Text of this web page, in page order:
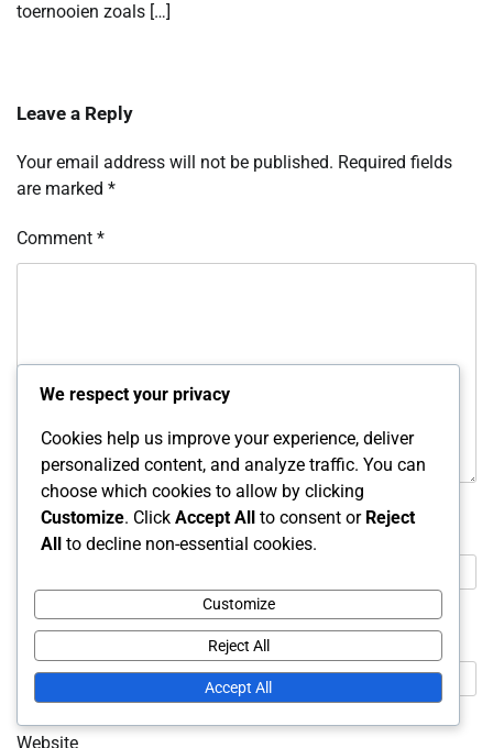
toernooien zoals […]
Leave a Reply
Your email address will not be published. Required fields
are marked *
Comment *
Name*
Email*
Website
We respect your privacy
Cookies help us improve your experience, deliver
personalized content, and analyze traffic. You can
choose which cookies to allow by clicking
Customize. Click Accept All to consent or Reject
All to decline non-essential cookies.
Customize
Reject All
Accept All